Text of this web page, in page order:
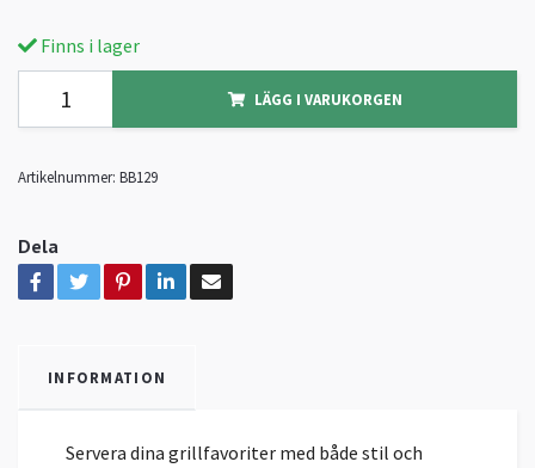
Finns i lager
LÄGG I VARUKORGEN
Artikelnummer: BB129
Dela
INFORMATION
Servera dina grillfavoriter med både stil och